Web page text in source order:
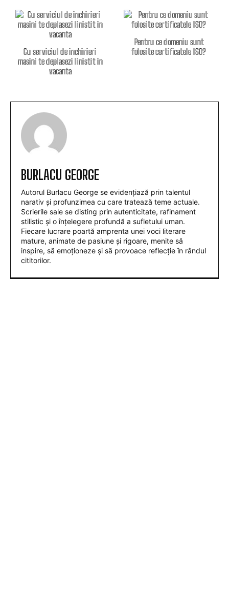
Cu serviciul de inchirieri
masini te deplasezi linistit in
vacanta
Pentru ce domeniu sunt
folosite certificatele ISO?
BURLACU GEORGE
Autorul Burlacu George se evidențiază prin talentul
narativ și profunzimea cu care tratează teme actuale.
Scrierile sale se disting prin autenticitate, rafinament
stilistic și o înțelegere profundă a sufletului uman.
Fiecare lucrare poartă amprenta unei voci literare
mature, animate de pasiune și rigoare, menite să
inspire, să emoționeze și să provoace reflecție în rândul
cititorilor.